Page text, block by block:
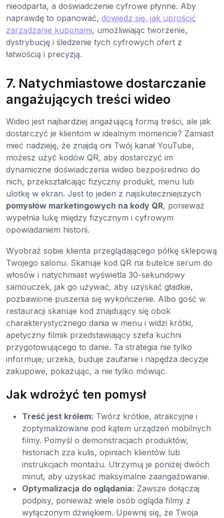
nieodparta, a doświadczenie cyfrowe płynne. Aby
naprawdę to opanować, dowiedz się, jak uprościć
zarządzanie kuponami, umożliwiając tworzenie,
dystrybucję i śledzenie tych cyfrowych ofert z
łatwością i precyzją.
7. Natychmiastowe dostarczanie
angażujących treści wideo
Wideo jest najbardziej angażującą formą treści, ale jak
dostarczyć je klientom w idealnym momencie? Zamiast
mieć nadzieję, że znajdą oni Twój kanał YouTube,
możesz użyć kodów QR, aby dostarczyć im
dynamiczne doświadczenia wideo bezpośrednio do
nich, przekształcając fizyczny produkt, menu lub
ulotkę w ekran. Jest to jeden z najskuteczniejszych
pomysłów marketingowych na kody QR, ponieważ
wypełnia lukę między fizycznym i cyfrowym
opowiadaniem historii.
Wyobraź sobie klienta przeglądającego półkę sklepową
Twojego salonu. Skanuje kod QR na butelce serum do
włosów i natychmiast wyświetla 30-sekundowy
samouczek, jak go używać, aby uzyskać gładkie,
pozbawione puszenia się wykończenie. Albo gość w
restauracji skanuje kod znajdujący się obok
charakterystycznego dania w menu i widzi krótki,
apetyczny filmik przedstawiający szefa kuchni
przygotowującego to danie. Ta strategia nie tylko
informuje; urzeka, buduje zaufanie i napędza decyzje
zakupowe, pokazując, a nie tylko mówiąc.
Jak wdrożyć ten pomysł
Treść jest królem: Twórz krótkie, atrakcyjne i
zoptymalizowane pod kątem urządzeń mobilnych
filmy. Pomyśl o demonstracjach produktów,
historiach zza kulis, opiniach klientów lub
instrukcjach montażu. Utrzymuj je poniżej dwóch
minut, aby uzyskać maksymalne zaangażowanie.
Optymalizacja do oglądania: Zawsze dołączaj
podpisy, ponieważ wiele osób ogląda filmy z
wyłączonym dźwiękiem. Upewnij się, że Twoja